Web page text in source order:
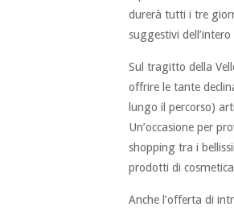
durerà tutti i tre
suggestivi dell’intero
Sul tragitto della
offrire le tante
lungo il percorso)
Un’occasione per
shopping tra i
prodotti di
Anche l’offerta di